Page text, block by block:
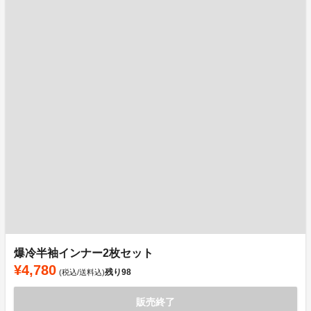
爆冷半袖インナー2枚セット
¥4,780 (税込/送料込)残り98
販売終了